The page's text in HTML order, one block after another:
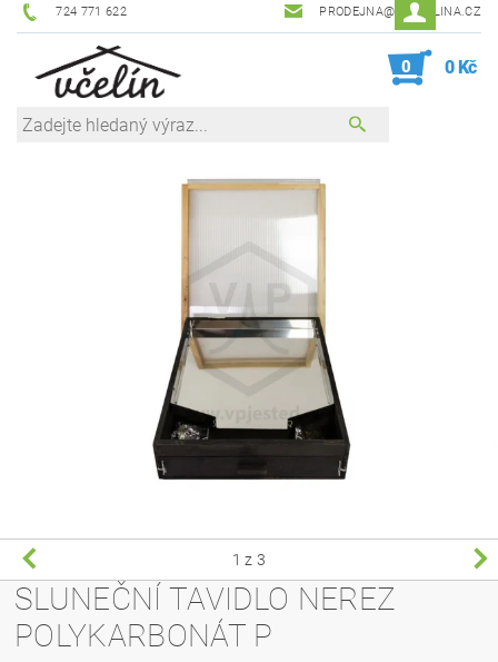
724 771 622 PRODEJNA@ZEVCELINA.CZ
0 0 Kč
1 z 3
SLUNEČNÍ TAVIDLO NEREZ
POLYKARBONÁT P